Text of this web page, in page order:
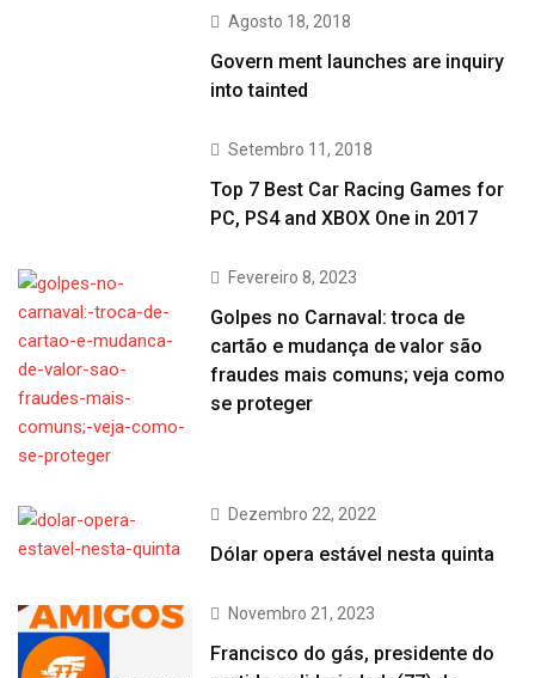
Agosto 18, 2018
Govern ment launches are inquiry
into tainted
Setembro 11, 2018
Top 7 Best Car Racing Games for
PC, PS4 and XBOX One in 2017
Fevereiro 8, 2023
Golpes no Carnaval: troca de
cartão e mudança de valor são
fraudes mais comuns; veja como
se proteger
Dezembro 22, 2022
Dólar opera estável nesta quinta
Novembro 21, 2023
Francisco do gás, presidente do